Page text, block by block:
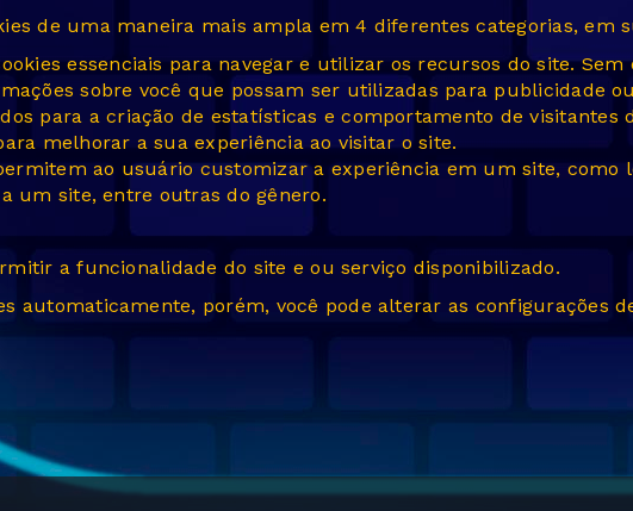
de uma maneira mais ampla em 4 diferentes categorias, em
essenciais para navegar e utilizar os recursos do site.
sobre você que possam ser utilizadas para publicidade
para a criação de estatísticas e comportamento de visitantes
melhorar a sua experiência ao visitar o site.
ao usuário customizar a experiência em um site,
um site, entre outras do gênero.
a funcionalidade do site e ou serviço disponibilizado.
automaticamente, porém, você pode alterar as configurações